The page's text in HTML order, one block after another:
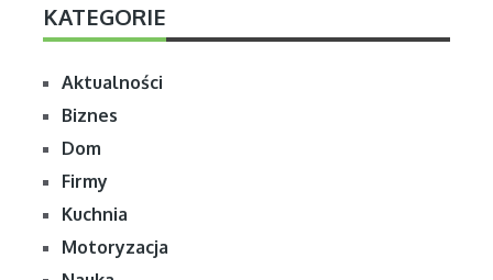
KATEGORIE
Aktualności
Biznes
Dom
Firmy
Kuchnia
Motoryzacja